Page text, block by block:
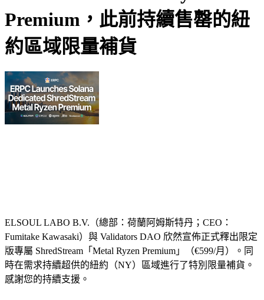
Premium，此前持續售罄的紐
約區域限量補貨
ELSOUL LABO B.V.（總部：荷蘭阿姆斯特丹；CEO：
Fumitake Kawasaki）與 Validators DAO 欣然宣佈正式釋出限定
版專屬 ShredStream「Metal Ryzen Premium」（€599/月）。同
時在需求持續超供的紐約（NY）區域進行了特別限量補貨。
感謝您的持續支援。